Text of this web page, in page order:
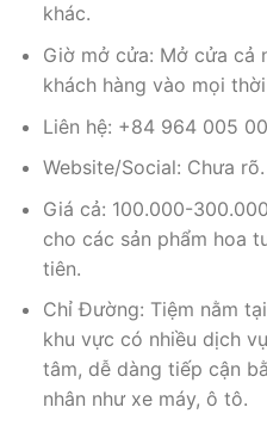
khác.
Giờ mở cửa: Mở cửa cả
khách hàng vào mọi
Liên hệ: +84 964 005
Website/Social: Chưa rõ.
Giá cả: 100.000-
cho các sản phẩm hoa
tiên.
Chỉ Đường: Tiệm nằm
khu vực có nhiều dịch
tâm, dễ dàng tiếp cận
nhân như xe máy, ô tô.